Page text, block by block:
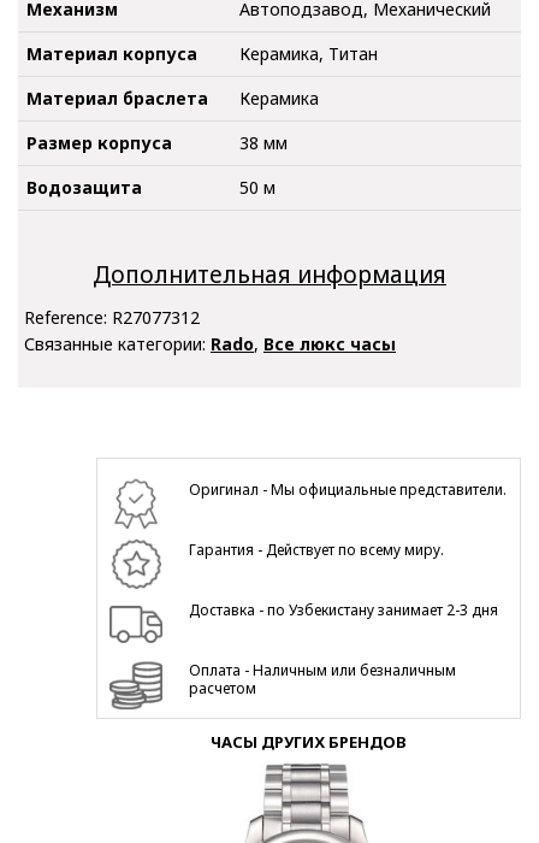
Механизм
Автоподзавод, Механический
Материал корпуса
Керамика, Титан
Материал браслета
Керамика
Размер корпуса
38 мм
Водозащита
50 м
Дополнительная информация
Reference: R27077312
Связанные категории: Rado, Все люкс часы
Оригинал - Мы официальные представители.
Гарантия - Действует по всему миру.
Доставка - по Узбекистану занимает 2-3 дня
Оплата - Наличным или безналичным
расчетом
ЧАСЫ ДРУГИХ БРЕНДОВ